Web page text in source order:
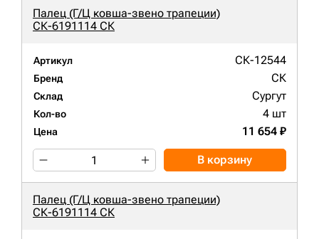
Палец (Г/Ц ковша-звено трапеции)
СК-6191114 СК
Артикул СК-12544
Бренд СК
Склад Сургут
Кол-во 4 шт
Цена 11 654 ₽
В корзину
Палец (Г/Ц ковша-звено трапеции)
СК-6191114 СК